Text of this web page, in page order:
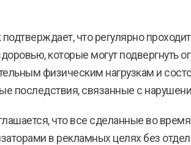
подтверждает, что регулярно
которые могут подвергнуть
физическим нагрузкам и
последствия, связанные с
что все сделанные во
в рекламных целях без